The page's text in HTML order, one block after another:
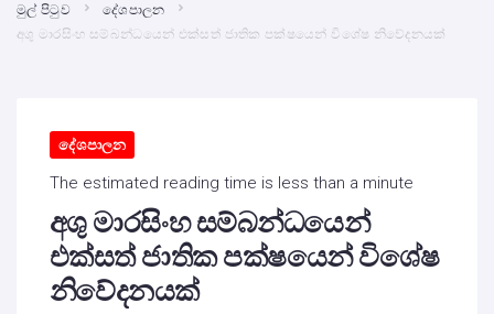
මුල් පිටුව
දේශපාලන
අශු මාරසිංහ සම්බන්ධයෙන් එක්සත් ජාතික පක්ෂයෙන් විශේෂ නිවේදනයක්
දේශපාලන
The estimated reading time is less than a minute
අශු මාරසිංහ සම්බන්ධයෙන්
එක්සත් ජාතික පක්ෂයෙන් විශේෂ
නිවේදනයක්